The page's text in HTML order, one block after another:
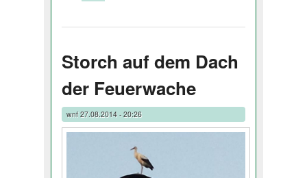
Storch auf dem Dach
der Feuerwache
wnf27.08.2014 - 20:26